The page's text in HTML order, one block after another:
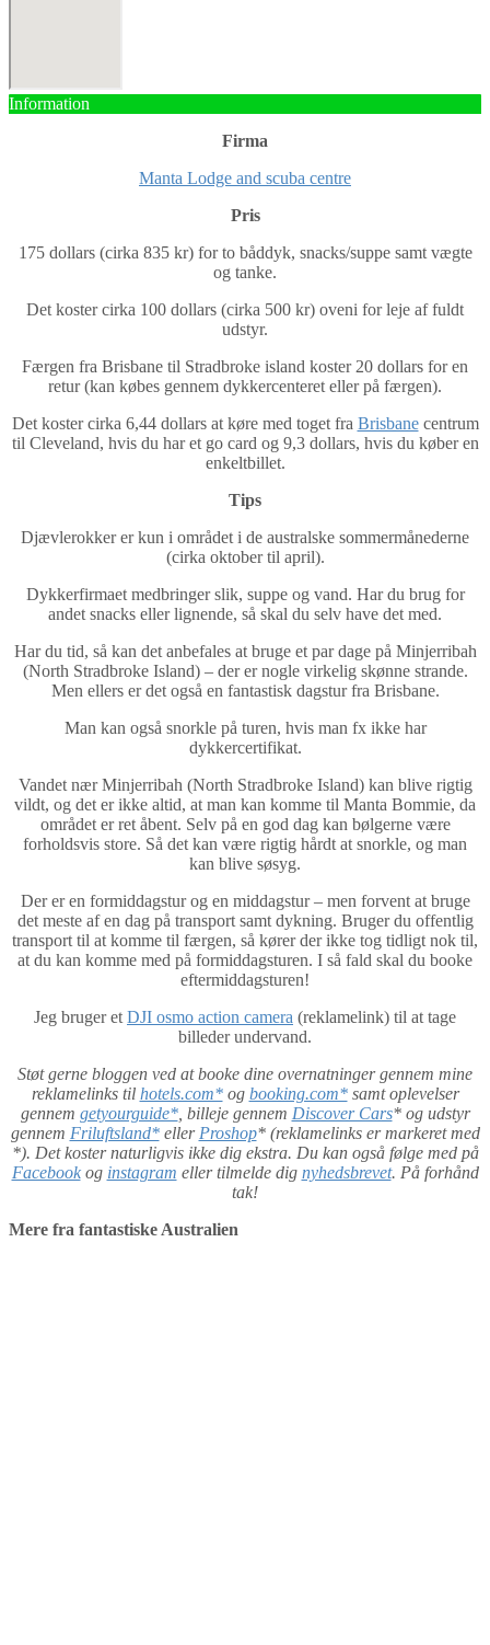
Information
Firma
Manta Lodge and scuba centre
Pris
175 dollars (cirka 835 kr) for to båddyk, snacks/suppe samt vægte
og tanke.
Det koster cirka 100 dollars (cirka 500 kr) oveni for leje af fuldt
udstyr.
Færgen fra Brisbane til Stradbroke island koster 20 dollars for en
retur (kan købes gennem dykkercenteret eller på færgen).
Det koster cirka 6,44 dollars at køre med toget fra Brisbanecentrum
til Cleveland, hvis du har et go card og 9,3 dollars, hvis du køber en
enkeltbillet.
Tips
Djævlerokker er kun i området i de australske sommermånederne
(cirka oktober til april).
Dykkerfirmaet medbringer slik, suppe og vand. Har du brug for
andet snacks eller lignende, så skal du selv have det med.
Har du tid, så kan det anbefales at bruge et par dage på Minjerribah
(North Stradbroke Island) – der er nogle virkelig skønne strande.
Men ellers er det også en fantastisk dagstur fra Brisbane.
Man kan også snorkle på turen, hvis man fx ikke har
dykkercertifikat.
Vandet nær Minjerribah (North Stradbroke Island) kan blive rigtig
vildt, og det er ikke altid, at man kan komme til Manta Bommie, da
området er ret åbent. Selv på en god dag kan bølgerne være
forholdsvis store. Så det kan være rigtig hårdt at snorkle, og man
kan blive søsyg.
Der er en formiddagstur og en middagstur – men forvent at bruge
det meste af en dag på transport samt dykning. Bruger du offentlig
transport til at komme til færgen, så kører der ikke tog tidligt nok til,
at du kan komme med på formiddagsturen. I så fald skal du booke
eftermiddagsturen!
Jeg bruger et DJI osmo action camera (reklamelink) til at tage
billeder undervand.
Støt gerne bloggen ved at booke dine overnatninger gennem mine
reklamelinks til hotels.com*og booking.com*samt oplevelser
gennem getyourguide*, billeje gennem Discover Cars* og udstyr
gennem Friluftsland*eller Proshop* (reklamelinks er markeret med
*). Det koster naturligvis ikke dig ekstra. Du kan også følge med på
Facebookog instagram eller tilmelde dig nyhedsbrevet. På forhånd
tak!
Mere fra fantastiske Australien